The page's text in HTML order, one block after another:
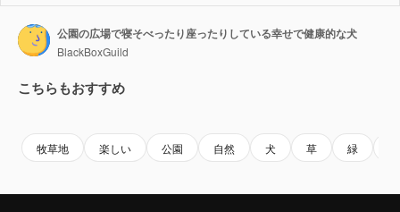
公園の広場で寝そべったり座ったりしている幸せで健康的な犬
BlackBoxGuild
こちらもおすすめ
牧草地 楽しい 公園 自然 犬 草 緑